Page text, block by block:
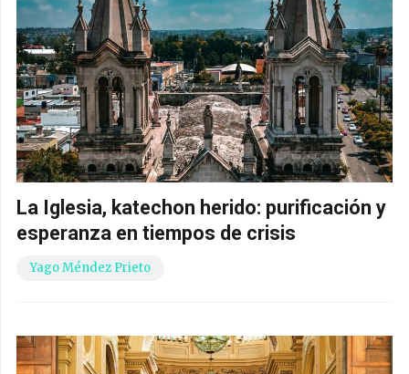
La Iglesia, katechon herido: purificación y
esperanza en tiempos de crisis
Yago Méndez Prieto